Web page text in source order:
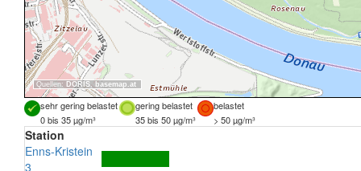
Quellen: DORIS, basemap.at
sehr gering belastet gering belastet
belastet
0 bis 35 µg/m³
35 bis 50 µg/m³ > 50 µg/m³
Station
Enns-Kristein
3